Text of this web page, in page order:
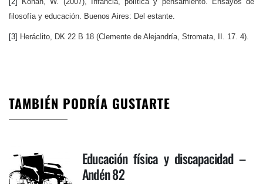
filosofía y educación. Buenos Aires: Del estante.
[3] Heráclito, DK 22 B 18 (Clemente de Alejandría, Stromata, II. 17. 4).
TAMBIÉN PODRÍA GUSTARTE
Educación física y discapacidad –
Andén 82